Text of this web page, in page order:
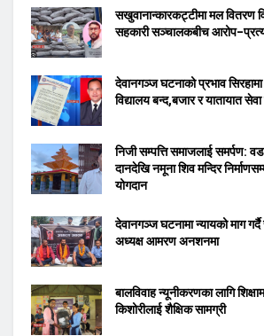
सखुवानान्कारकट्टीमा मल वितरण
सहकारी सञ्चालकबीच
देवानगञ्ज घटनाको प्रभाव
विद्यालय बन्द,बजार र यातायात
निजी सम्पत्ति समाजलाई समर्पण:
दानदेखि नमूना शिव मन्दिर
योगदान
देवानगञ्ज घटनामा न्यायको माग
अध्यक्ष आमरण अनशनमा
बालविवाह न्यूनीकरणका लागि
किशोरीलाई शैक्षिक सामग्री